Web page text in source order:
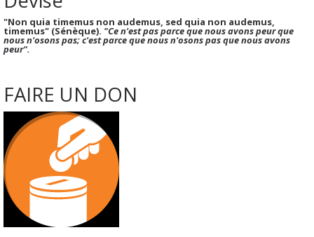
"Non quia timemus non audemus, sed quia non audemus,
timemus" (Sénèque). "Ce n'est pas parce que nous avons peur que
nous n'osons pas; c'est parce que nous n'osons pas que nous avons
peur".
FAIRE UN DON